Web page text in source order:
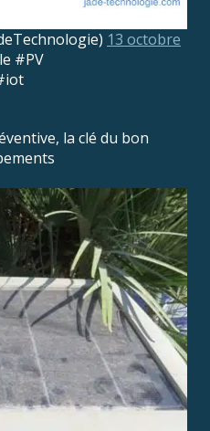
13 octobre
#PV
la clé du bon